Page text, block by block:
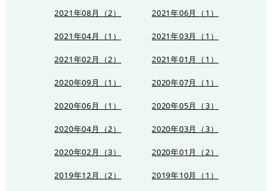
2021年08月（2） 2021年06月（1）
2021年04月（1） 2021年03月（1）
2021年02月（2） 2021年01月（1）
2020年09月（1） 2020年07月（1）
2020年06月（1） 2020年05月（3）
2020年04月（2） 2020年03月（3）
2020年02月（3） 2020年01月（2）
2019年12月（2） 2019年10月（1）